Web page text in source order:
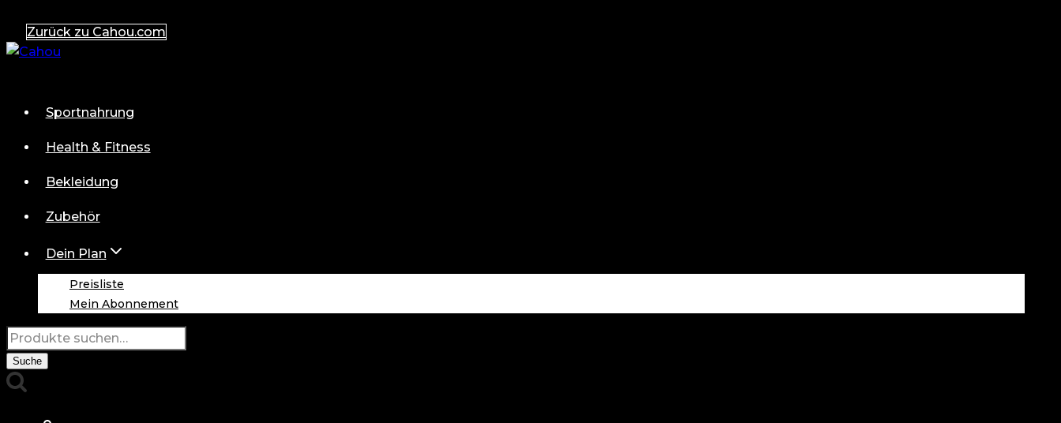
Inhalt
springen
Zurück zu Cahou.com
Sportnahrung
Health & Fitness
Bekleidung
Zubehör
Dein Plan
Preisliste
Mein Abonnement
Suche
nach:
Suche